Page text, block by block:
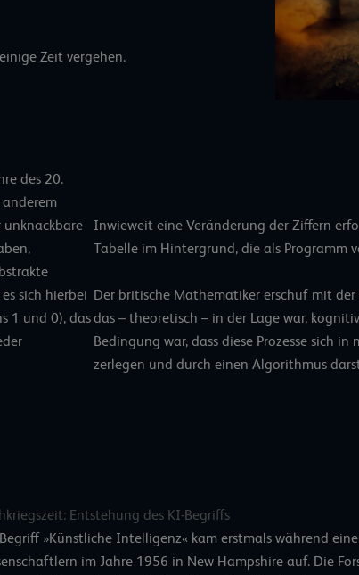
Zeit vergehen.
des 20.
sich hierbei
1 und 0), das
Inwieweit eine Veränderung der Ziffern
Tabelle im Hintergrund, die als Programm
Der britische Mathematiker erschuf mit
das – theoretisch – in der Lage war,
Bedingung war, dass diese Prozesse sich in
zerlegen und durch einen Algorithmus
Entstehung des KI-Begriffs
»Künstliche Intelligenz« kam erstmals während
im Jahre 1956 in New Hampshire auf. Die